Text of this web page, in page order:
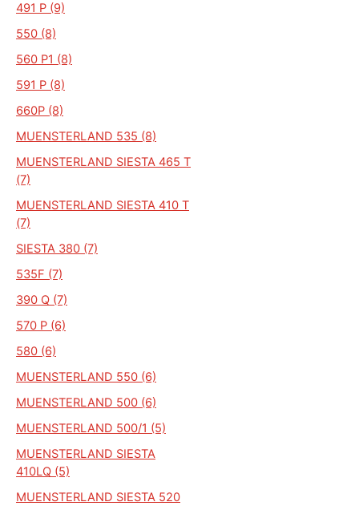
491 P (9)
550 (8)
560 P1 (8)
591 P (8)
660P (8)
MUENSTERLAND 535 (8)
MUENSTERLAND SIESTA 465 T
(7)
MUENSTERLAND SIESTA 410 T
(7)
SIESTA 380 (7)
535F (7)
390 Q (7)
570 P (6)
580 (6)
MUENSTERLAND 550 (6)
MUENSTERLAND 500 (6)
MUENSTERLAND 500/1 (5)
MUENSTERLAND SIESTA
410LQ (5)
MUENSTERLAND SIESTA 520